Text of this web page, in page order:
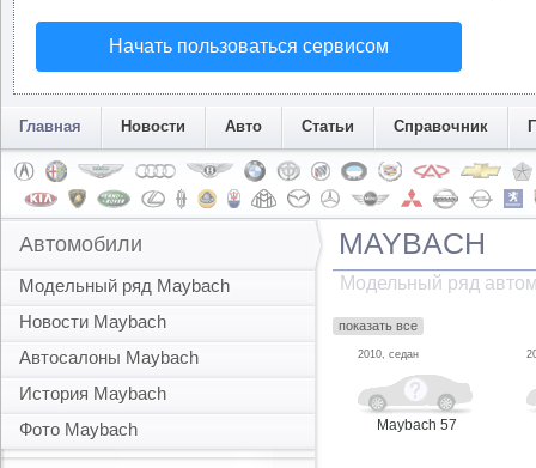
Начать пользоваться сервисом
Главная Новости Авто Статьи Справочник
Автомобили
Модельный ряд Maybach
Новости Maybach
Автосалоны Maybach
История Maybach
Фото Maybach
MAYBACH
Модельный ряд
показать все
2010, седан
Maybach 57